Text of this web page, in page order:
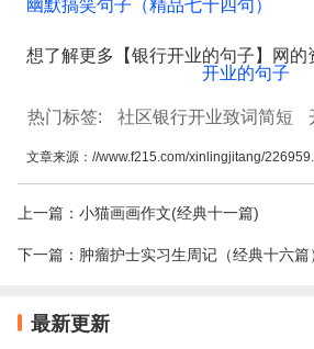
幽默搞笑句子（精品七十四句）
想了解更多【银行开业的句子】网的
开业的句子
热门标签: 社区银行开业致词简短
材销售合同合集
文章来源： //www.f215.com/xinlingjitang/
上一篇： 小猫画画作文(经典十一篇)
下一篇： 肿瘤护士实习生周记（经典十六篇
最新更新